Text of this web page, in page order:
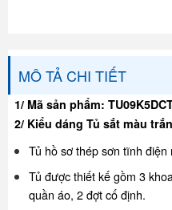
MÔ TẢ CHI TIẾT
1/ Mã sản phẩm:
2/ Kiểu dáng Tủ sắt màu
Tủ hồ sơ thép sơn tĩnh
Tủ được thiết kế gồm 3
quần áo, 2 đợt cố định.